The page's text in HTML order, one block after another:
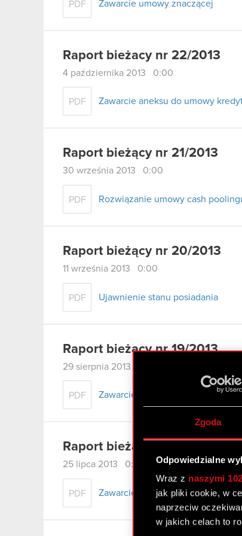
Zgoda
Odpowiedzialne
Wraz z naszymi
jak pliki cookie, w
naprzeciw
w jakich celach to
PDF Zawarcie umowy znaczącej
Raport bieżacy nr 22/2013
4 października 2013 0:00
PDF Zawarcie aneksu do umowy
Raport bieżący nr 21/2013
30 września 2013 0:00
PDF Rozwiązanie umowy cash
Raport bieżący nr 20/2013
11 września 2013 0:00
PDF Ujawnienie stanu posiadania
Raport bieżący nr 19/2013
29 sierpnia 2013 0:00
PDF Zawarcie aneksu do umowy
Raport bieżący nr 18/2013
25 lipca 2013 0:00
PDF Zawarcie umowy znaczącej